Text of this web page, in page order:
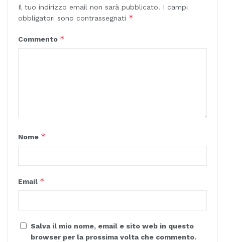
Il tuo indirizzo email non sarà pubblicato. I campi
obbligatori sono contrassegnati *
Commento *
Nome *
Email *
Salva il mio nome, email e sito web in questo
browser per la prossima volta che commento.